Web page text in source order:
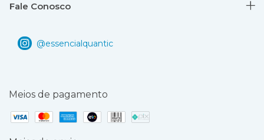
Fale Conosco
Meios de pagamento